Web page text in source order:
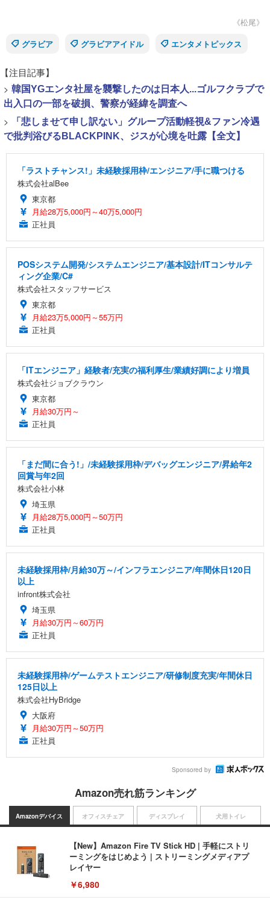
《松尾》
グラビア
グラビアアイドル エンタメトピックス
【注目記事】
> 韓国YGエンタ社屋を襲撃したのは日本人...ゴルフクラブで
出入口の一部を破損、警察が経緯を調査へ
>
「悲しませて申し訳ない」グループ活動軽視&ファン冷遇
で批判浴びるBLACKPINK、ジスが心境を吐露【全文】
「ラストチャンス!」未経験採用枠/エンジニア/手に職つける
株式会社alBee
東京都
月給28万5,000円～40万5,000円
正社員
POSシステム開発/システムエンジニア/基本設計/ITコンサルテ
ィング企業/C#
株式会社スタッフサービス
東京都
月給23万5,000円～55万円
正社員
「ITエンジニア」経験者/充実の福利厚生/業績好調により増員
株式会社ジョブクラウン
東京都
月給30万円～
正社員
「まだ間に合う!」/未経験採用枠/デバッグエンジニア/昇給年2
回賞与年2回
株式会社小林
埼玉県
月給28万5,000円～50万円
正社員
未経験採用枠/月給30万～/インフラエンジニア/年間休日120日
以上
infront株式会社
埼玉県
月給30万円～60万円
正社員
未経験採用枠/ゲームテストエンジニア/研修制度充実/年間休日
125日以上
株式会社HyBridge
大阪府
月給30万円～50万円
正社員
Sponsored by
Amazon売れ筋ランキング
Amazonデバイス
【New】Amazon Fire TV Stick HD | 手軽にストリ
ーミングをはじめよう | ストリーミングメディアプ
レイヤー
￥6,980
オフィスチェア ディスプレイ 犬用トイレ